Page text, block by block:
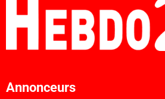
Annonceurs